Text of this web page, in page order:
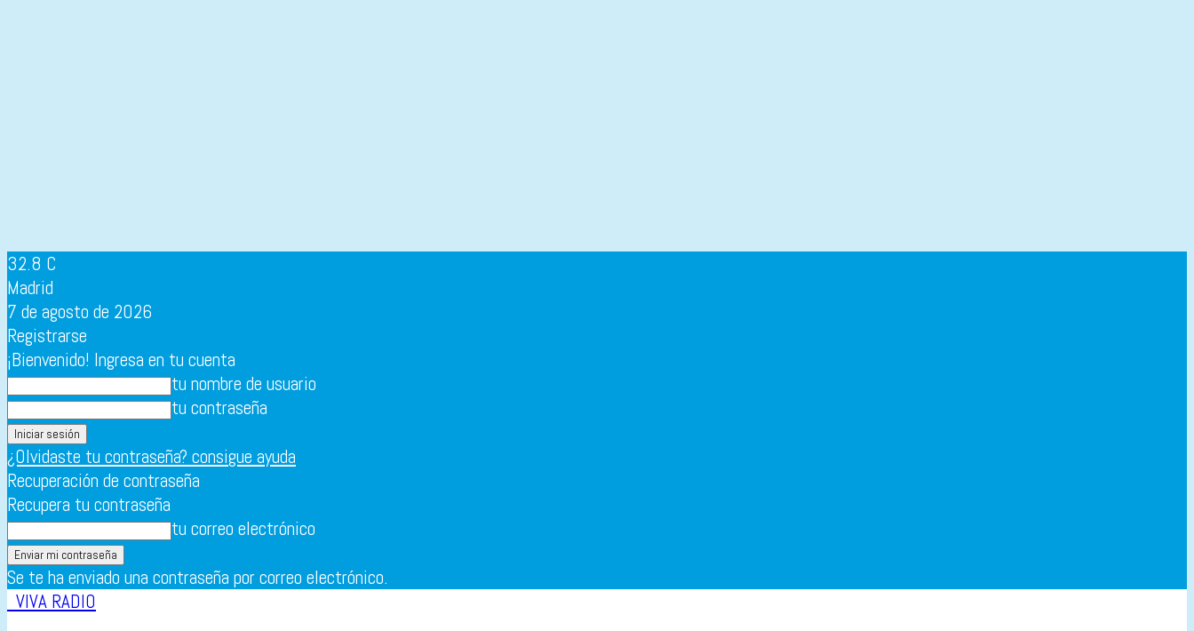
32.8 C
Madrid
7 de agosto de 2026
Registrarse
¡Bienvenido! Ingresa en tu cuenta
tu nombre de usuario
tu contraseña
¿Olvidaste tu contraseña? consigue ayuda
Recuperación de contraseña
Recupera tu contraseña
tu correo electrónico
Se te ha enviado una contraseña por correo electrónico.
VIVA RADIO